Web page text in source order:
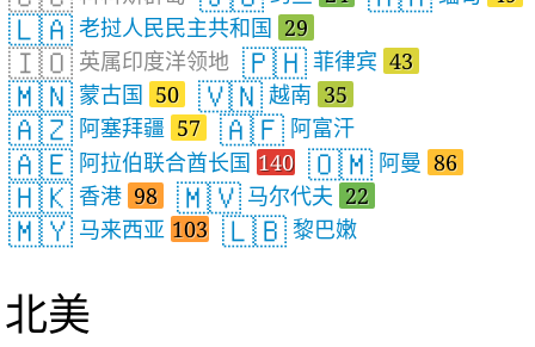
🇱🇦 老挝人民民主共和国 29
🇮🇴 英属印度洋领地 🇵🇭 菲律宾 43
🇲🇳 蒙古国 50 🇻🇳 越南 35
🇦🇿 阿塞拜疆 57 🇦🇫 阿富汗
🇦🇪 阿拉伯联合酋长国 140 🇴🇲 阿曼 86
🇭🇰 香港 98 🇲🇻 马尔代夫 22
🇲🇾 马来西亚 103 🇱🇧 黎巴嫩
北美